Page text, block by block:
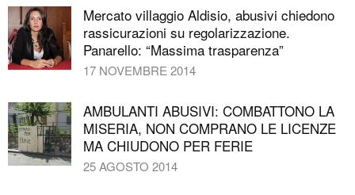
Mercato villaggio Aldisio, abusivi chiedono
rassicurazioni su regolarizzazione.
Panarello: “Massima trasparenza”
17 NOVEMBRE 2014
AMBULANTI ABUSIVI: COMBATTONO LA
MISERIA, NON COMPRANO LE LICENZE
MA CHIUDONO PER FERIE
25 AGOSTO 2014